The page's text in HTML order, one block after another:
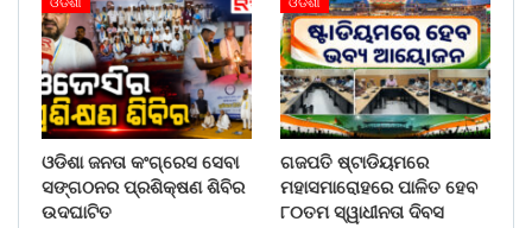
ଓଡିଶା
ଓଡିଶା ଜନତା କଂଗ୍ରେସ ସେବା
ସଙ୍ଗଠନର ପ୍ରଶିକ୍ଷଣ ଶିବିର
ଉଦଘାଟିତ
ଓଡିଶା
ଗଜପତି ଷ୍ଟାଡିୟମରେ
ମହାସମାରୋହରେ ପାଳିତ ହେବ
୮୦ତମ ସ୍ୱାଧୀନତା ଦିବସ